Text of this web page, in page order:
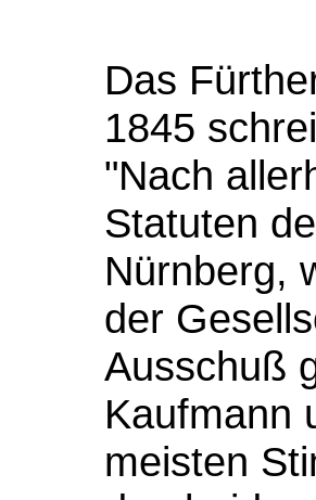
Das
1845
"Nach
Statuten
Nürnberg,
der
Ausschuß
Kaufmann
meisten